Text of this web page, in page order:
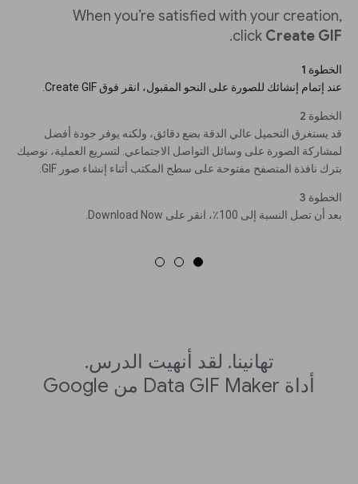
When you’re satisfied with your creation,
click Create GIF
.
الخطوة 1
عند إتمام إنشائك للصورة على النحو المقبول، انقر فوق Create GIF.
الخطوة 2
قد يستغرق التحميل عالي الدقة بضع دقائق، ولكنه يوفر جودة أفضل
لمشاركة الصورة على وسائل التواصل الاجتماعي. لتسريع العملية، نوصيك
بترك نافذة المتصفح مفتوحة على سطح المكتب أثناء إنشاء صور GIF.
الخطوة 3
بعد أن تصل النسبة إلى 100٪، انقر على Download Now.
تهانينا. لقد أنهيت الدرس.
أداة Data GIF Maker من Google